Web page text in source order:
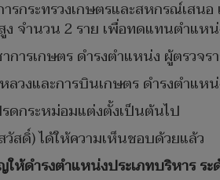
ระทรวงเกษตรและสหกรณ์เสนอ
จำนวน 2 ราย เพื่อทดแทนตำแห
ารเกษตร ดำรงตำแหน่ง ผู้ตรวจร
วงและการบินเกษตร ดำรงตำแห
ดกระหม่อมแต่งตั้งเป็นต้นไป
สดิ์) ได้ให้ความเห็นชอบด้วยแล้ว
ห้ดำรงตำแหน่งประเภทบริหาร ร